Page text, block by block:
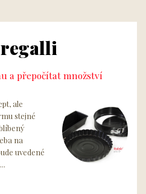
a přepočítat množství
ale
stejné
na
uvedené